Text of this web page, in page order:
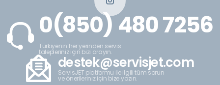
0(850) 480 7256
Türkiyenin her yerinden servis
talepleriniz için bizi arayın.
destek@servisjet.com
ServisJET platformu ile ilgili tüm sorun
ve önerileriniz için bize yazın.